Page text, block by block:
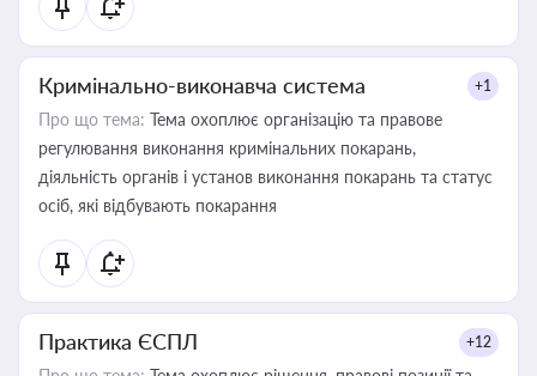
Кримінально-виконавча система +1
Про що тема: Тема охоплює організацію та правове
регулювання виконання кримінальних покарань,
діяльність органів і установ виконання покарань та статус
осіб, які відбувають покарання
Практика ЄСПЛ +12